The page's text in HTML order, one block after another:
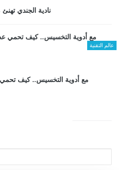
نادية الجندي
عالم التقنية
مع أدوية التخسيس.. كيف